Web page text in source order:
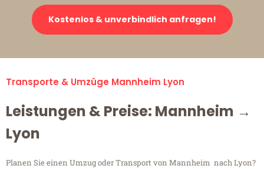
Kostenlos & unverbindlich anfragen!
Transporte & Umzüge Mannheim Lyon
Leistungen & Preise: Mannheim →
Lyon
Planen Sie einen Umzug oder Transport von Mannheim nach Lyon?